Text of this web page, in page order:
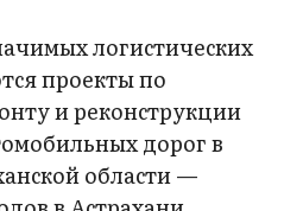
логистических
проекты по
и реконструкции
дорог в
области —